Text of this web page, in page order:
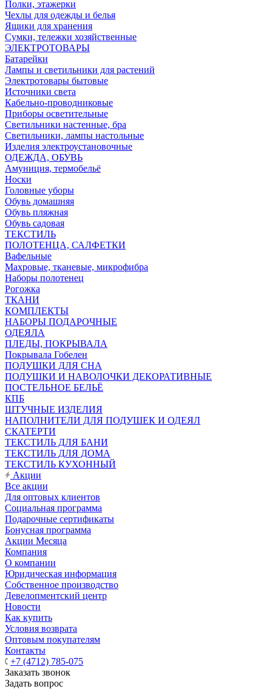
Полки, этажерки
Чехлы для одежды и белья
Ящики для хранения
Сумки, тележки хозяйственные
ЭЛЕКТРОТОВАРЫ
Батарейки
Лампы и светильники для растений
Электротовары бытовые
Источники света
Кабельно-проводниковые
Приборы осветительные
Светильники настенные, бра
Светильники, лампы настольные
Изделия электроустановочные
ОДЕЖДА, ОБУВЬ
Амуниция, термобельё
Носки
Головные уборы
Обувь домашняя
Обувь пляжная
Обувь садовая
ТЕКСТИЛЬ
ПОЛОТЕНЦА, САЛФЕТКИ
Вафельные
Махровые, тканевые, микрофибра
Наборы полотенец
Рогожка
ТКАНИ
КОМПЛЕКТЫ
НАБОРЫ ПОДАРОЧНЫЕ
ОДЕЯЛА
ПЛЕДЫ, ПОКРЫВАЛА
Покрывала Гобелен
ПОДУШКИ ДЛЯ СНА
ПОДУШКИ И НАВОЛОЧКИ ДЕКОРАТИВНЫЕ
ПОСТЕЛЬНОЕ БЕЛЬЁ
КПБ
ШТУЧНЫЕ ИЗДЕЛИЯ
НАПОЛНИТЕЛИ ДЛЯ ПОДУШЕК И ОДЕЯЛ
СКАТЕРТИ
ТЕКСТИЛЬ ДЛЯ БАНИ
ТЕКСТИЛЬ ДЛЯ ДОМА
ТЕКСТИЛЬ КУХОННЫЙ
Акции
Все акции
Для оптовых клиентов
Социальная программа
Подарочные сертификаты
Бонусная программа
Акции Месяца
Компания
О компании
Юридическая информация
Собственное производство
Девелопментский центр
Новости
Как купить
Условия возврата
Оптовым покупателям
Контакты
+7 (4712) 785-075
Заказать звонок
Задать вопрос